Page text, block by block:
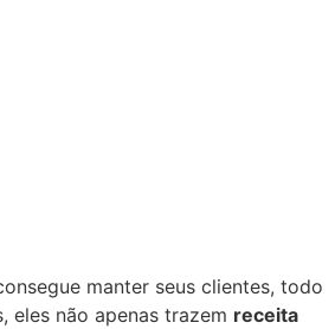
manter seus clientes, todo
eles não apenas trazem receita